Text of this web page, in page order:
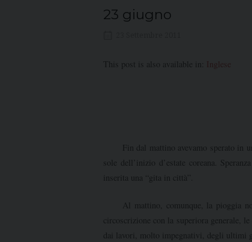
23 giugno
This post is also available in: Inglese
Fin dal mattino avevamo sperato in
sole dell’inizio d’estate coreana.
inserita una “gita in città”.
Al mattino, comunque, la pioggia
circoscrizione con la superiora generale,
dai lavori, molto impegnativi, degli ultimi